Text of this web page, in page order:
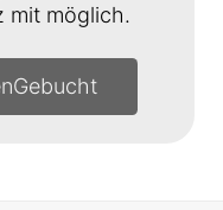
mit möglich.